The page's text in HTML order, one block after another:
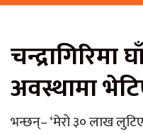
चन्द्रागिरिमा
अवस्थामा
भन्छन्– ‘मेरो ३० लाख